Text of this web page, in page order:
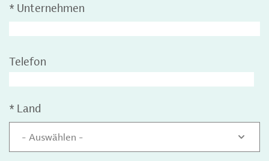
* Unternehmen
Telefon
* Land
- Auswählen -